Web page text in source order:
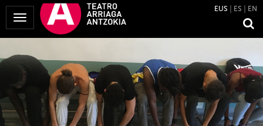
Menua
erakutsi
EUS ES EN